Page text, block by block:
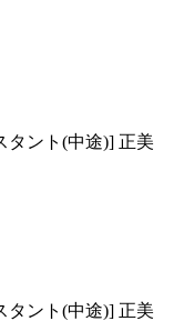
タント(中途)] 正美
タント(中途)] 正美